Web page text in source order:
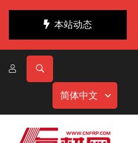
本站动态
简体中文